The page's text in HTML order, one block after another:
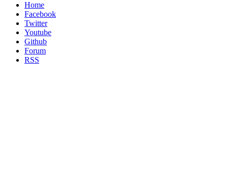
Home
Facebook
Twitter
Youtube
Github
Forum
RSS